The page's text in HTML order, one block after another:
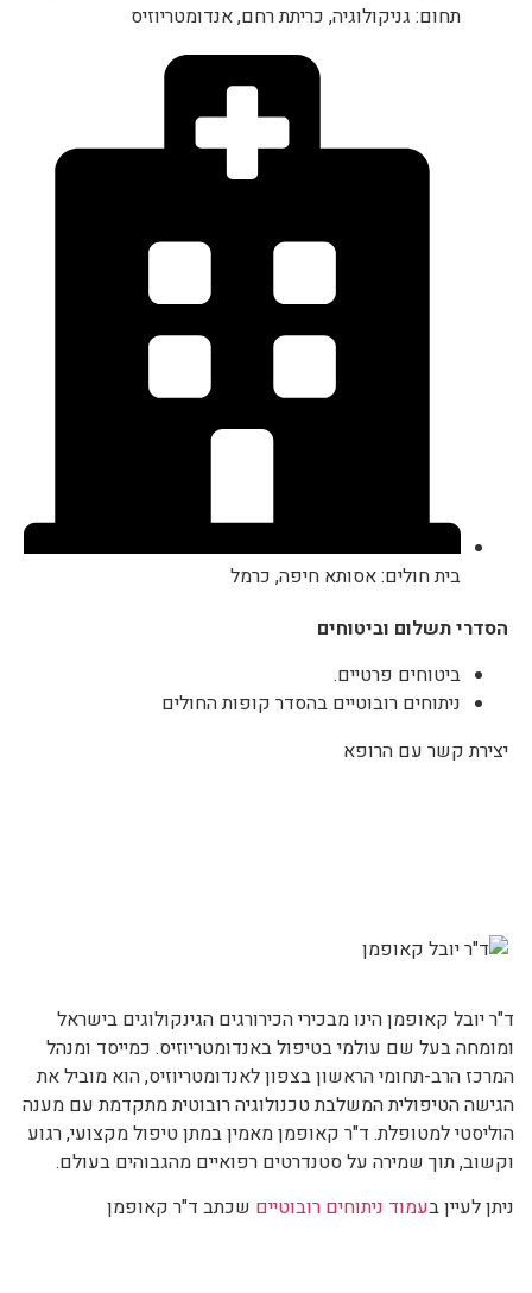
תחום: גניקולוגיה, כריתת רחם, אנדומטריוזיס
בית חולים: אסותא חיפה, כרמל
הסדרי תשלום וביטוחים
ביטוחים פרטיים.
ניתוחים רובוטיים בהסדר קופות החולים
יצירת קשר עם הרופא
ד"ר יובל קאופמן הינו מבכירי הכירורגים הגינקולוגים בישראל
ומומחה בעל שם עולמי בטיפול באנדומטריוזיס. כמייסד ומנהל
המרכז הרב-תחומי הראשון בצפון לאנדומטריוזיס, הוא מוביל את
הגישה הטיפולית המשלבת טכנולוגיה רובוטית מתקדמת עם מענה
הוליסטי למטופלת. ד"ר קאופמן מאמין במתן טיפול מקצועי, רגוע
וקשוב, תוך שמירה על סטנדרטים רפואיים מהגבוהים בעולם.
ניתן לעיין בעמוד ניתוחים רובוטיים שכתב ד"ר קאופמן